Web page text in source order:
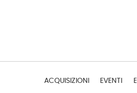
ACQUISIZIONI EVENTI